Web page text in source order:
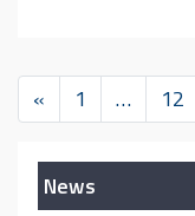
« 1 … 12
News